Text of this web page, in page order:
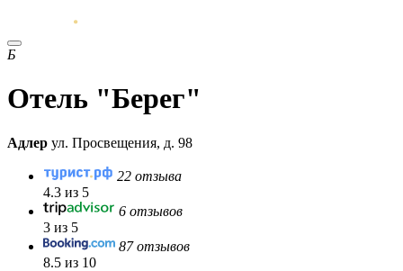
Б
Отель "Берег"
Адлер ул. Просвещения, д. 98
22 отзыва
4.3 из 5
6 отзывов
3 из 5
87 отзывов
8.5 из 10